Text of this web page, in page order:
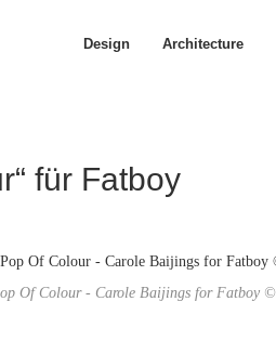
Design Architecture
für Fatboy
Of Colour - Carole Baijings for Fatboy